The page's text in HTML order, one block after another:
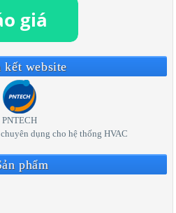
kết website
PNTECH
dụng cho hệ thống HVAC
phẩm